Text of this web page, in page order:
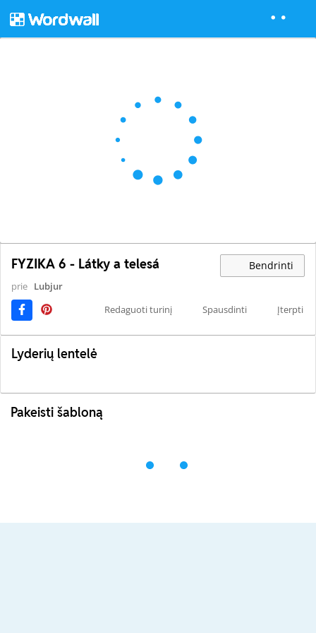
FYZIKA 6 - Látky a telesá Bendrinti
prie Lubjur
Redaguoti turinį
Spausdinti Įterpti
Lyderių lentelė
Pakeisti šabloną